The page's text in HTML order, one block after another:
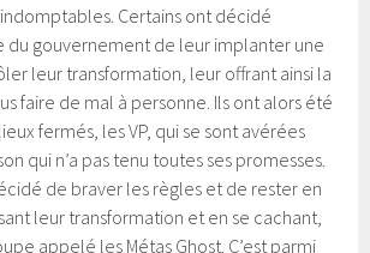
Certains ont décidé
du gouvernement de leur implanter une
leur transformation, leur offrant ainsi la
faire de mal à personne. Ils ont alors été
fermés, les VP, qui se sont avérées
qui n’a pas tenu toutes ses promesses.
de braver les règles et de rester en
leur transformation et en se cachant,
appelé les Métas Ghost. C’est parmi